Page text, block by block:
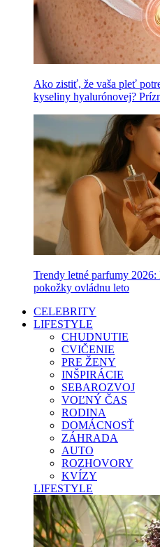
Ako zistiť, že vaša pleť
kyseliny hyalurónovej?
Trendy letné parfumy 2026:
pokožky ovládnu leto
CELEBRITY
LIFESTYLE
CHUDNUTIE
CVIČENIE
PRE ŽENY
INŠPIRÁCIE
SEBAROZVOJ
VOĽNÝ ČAS
RODINA
DOMÁCNOSŤ
ZÁHRADA
AUTO
ROZHOVORY
KVÍZY
LIFESTYLE